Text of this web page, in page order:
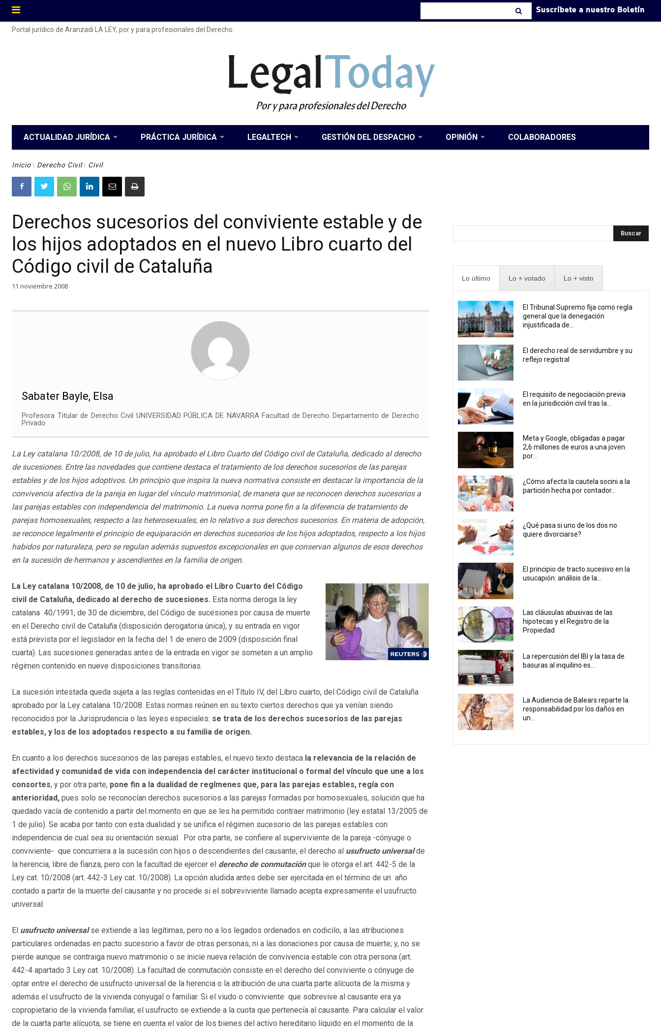
Suscríbete a nuestro Boletín
Portal jurídico de Aranzadi LA LEY, por y para profesionales del Derecho
LegalToday
Por y para profesionales del Derecho
ACTUALIDAD JURÍDICA PRÁCTICA JURÍDICA LEGALTECH GESTIÓN DEL DESPACHO OPINIÓN COLABORADORES
Inicio Derecho Civil Civil
Derechos sucesorios del conviviente estable y de
los hijos adoptados en el nuevo Libro cuarto del
Código civil de Cataluña
11 noviembre 2008
Sabater Bayle, Elsa
Profesora Titular de Derecho Civil UNIVERSIDAD PÚBLICA DE NAVARRA Facultad de Derecho Departamento de Derecho
Privado
La Ley catalana 10/2008, de 10 de julio, ha aprobado el Libro Cuarto del Código civil de Cataluña, dedicado al derecho
de sucesiones. Entre las novedades que contiene destaca el tratamiento de los derechos sucesorios de las parejas
estables y de los hijos adoptivos. Un principio que inspira la nueva normativa consiste en destacar la importancia de la
convivencia afectiva de la pareja en lugar del vínculo matrimonial, de manera que se reconocen derechos sucesorios a
las parejas estables con independencia del matrimonio. La nueva norma pone fin a la diferencia de tratamiento de
parejas homosexuales, respecto a las heterosexuales, en lo relativo a sus derechos sucesorios. En materia de adopción,
se reconoce legalmente el principio de equiparación en derechos sucesorios de los hijos adoptados, respecto a los hijos
habidos por naturaleza, pero se regulan además supuestos excepcionales en que conservan algunos de esos derechos
en la sucesión de hermanos y ascendientes en la familia de origen.
La Ley catalana 10/2008, de 10 de julio, ha aprobado el Libro Cuarto del Código
civil de Cataluña, dedicado al derecho de sucesiones. Esta norma deroga la ley
catalana 40/1991, de 30 de diciembre, del Código de sucesiones por causa de muerte
en el Derecho civil de Cataluña (disposición derogatoria única), y su entrada en vigor
está prevista por el legislador en la fecha del 1 de enero de 2009 (disposición final
cuarta). Las sucesiones generadas antes de la entrada en vigor se someten a un amplio
régimen contenido en nueve disposiciones transitorias.
La sucesión intestada queda sujeta a las reglas contenidas en el Título IV, del Libro cuarto, del Código civil de Cataluña
aprobado por la Ley catalana 10/2008. Estas normas reúnen en su texto ciertos derechos que ya venían siendo
reconocidos por la Jurisprudencia o las leyes especiales: se trata de los derechos sucesorios de las parejas
estables, y los de los adoptados respecto a su familia de origen.
En cuanto a los derechos sucesorios de las parejas estables, el nuevo texto destaca la relevancia de la relación de
afectividad y comunidad de vida con independencia del carácter institucional o formal del vínculo que une a los
consortes, y por otra parte, pone fin a la dualidad de regímenes que, para las parejas estables, regía con
anterioridad, pues solo se reconocían derechos sucesorios a las parejas formadas por homosexuales, solución que ha
quedado vacía de contenido a partir del momento en que se les ha permitido contraer matrimonio (ley estatal 13/2005 de
1 de julio). Se acaba por tanto con esta dualidad y se unifica el régimen sucesorio de las parejas estables con
independencia de cual sea su orientación sexual. Por otra parte, se confiere al superviviente de la pareja -cónyuge o
conviviente- que concurriera a la sucesión con hijos o descendientes del causante, el derecho al usufructo universalde
la herencia, libre de fianza, pero con la facultad de ejercer el derecho de conmutaciónque le otorga el art. 442-5 de la
Ley cat. 10/2008 (art. 442-3 Ley cat. 10/2008). La opción aludida antes debe ser ejercitada en el término de un año
contado a partir de la muerte del causante y no procede si el sobreviviente llamado acepta expresamente el usufructo
universal.
El usufructo universalse extiende a las legítimas, pero no a los legados ordenados en codicilo, a las atribuciones
particulares ordenadas en pacto sucesorio a favor de otras personas, ni a las donaciones por causa de muerte; y, no se
pierde aunque se contraiga nuevo matrimonio o se inicie nueva relación de convivencia estable con otra persona (art.
442-4 apartado 3 Ley cat. 10/2008). La facultad de conmutación consiste en el derecho del conviviente o cónyuge de
optar entre el derecho de usufructo universal de la herencia o la atribución de una cuarta parte alícuota de la misma y
además el usufructo de la vivienda conyugal o familiar. Si el viudo o conviviente que sobrevive al causante era ya
copropietario de la vivienda familiar, el usufructo se extiende a la cuota que pertenecía al causante. Para calcular el valor
de la cuarta parte alícuota, se tiene en cuenta el valor de los bienes del activo hereditario líquido en el momento de la
Buscar
Lo último Lo + votado Lo + visto
El Tribunal Supremo fija como regla
general que la denegación
injustificada de...
El derecho real de servidumbre y su
reflejo registral
El requisito de negociación previa
en la jurisdicción civil tras la...
Meta y Google, obligadas a pagar
2,6 millones de euros a una joven
por...
¿Cómo afecta la cautela socini a la
partición hecha por contador...
¿Qué pasa si uno de los dos no
quiere divorciarse?
El principio de tracto sucesivo en la
usucapión: análisis de la...
Las cláusulas abusivas de las
hipotecas y el Registro de la
Propiedad
La repercusión del IBI y la tasa de
basuras al inquilino es...
La Audiencia de Balears reparte la
responsabilidad por los daños en
un...